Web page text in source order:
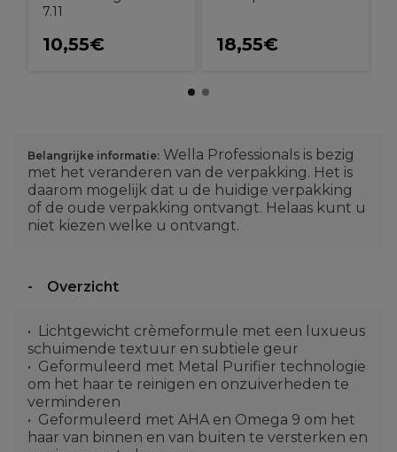
7.11
10,55€ 18,55€
Belangrijke informatie: Wella Professionals is bezig
met het veranderen van de verpakking. Het is
daarom mogelijk dat u de huidige verpakking
of de oude verpakking ontvangt. Helaas kunt u
niet kiezen welke u ontvangt.
Overzicht
Lichtgewicht crèmeformule met een luxueus
schuimende textuur en subtiele geur
Geformuleerd met Metal Purifier technologie
om het haar te reinigen en onzuiverheden te
verminderen
Geformuleerd met AHA en Omega 9 om het
haar van binnen en van buiten te versterken en